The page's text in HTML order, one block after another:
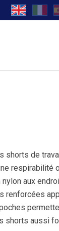
shorts de
respirabilité
nylon aux
renforcées
shorts aussi